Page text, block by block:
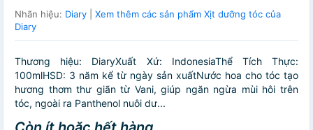
Nhãn hiệu: Diary
Xem thêm các sản phẩm Xịt dưỡng tóc của
Diary
Thương hiệu: DiaryXuất Xứ: IndonesiaThể Tích Thực:
100mlHSD: 3 năm kể từ ngày sản xuấtNước hoa cho tóc tạo
hương thơm thư giãn từ Vani, giúp ngăn ngừa mùi hôi trên
tóc, ngoài ra Panthenol nuôi dư...